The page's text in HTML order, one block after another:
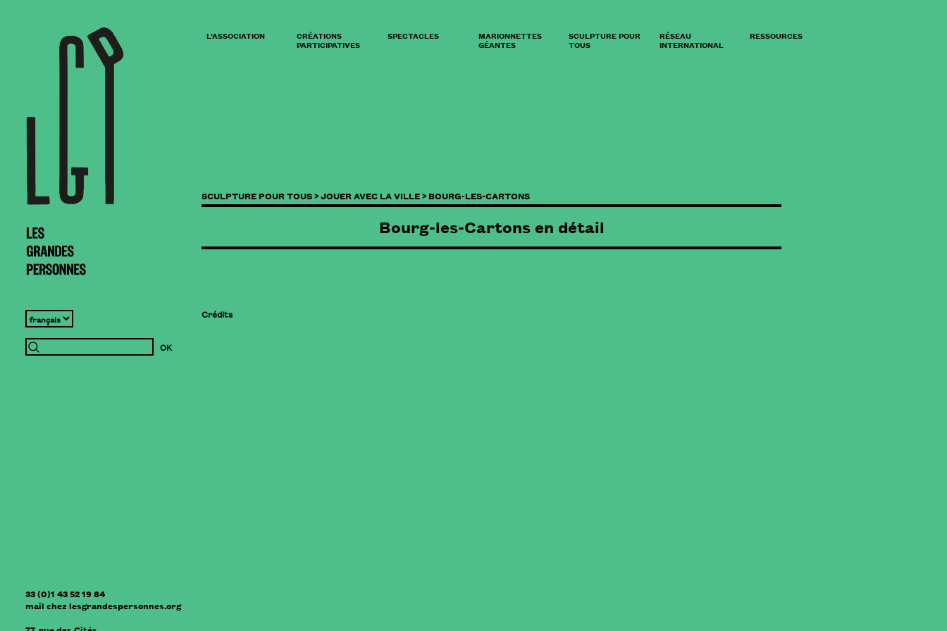
33 (0)1 43 52 19 84
mail chez lesgrandespersonnes.org
L’ASSOCIATION CRÉATIONS
PARTICIPATIVES
SPECTACLES MARIONNETTES
GÉANTES
SCULPTURE POUR
TOUS
RÉSEAU
INTERNATIONAL
RESSOURCES
SCULPTURE POUR TOUS >JOUER AVEC LA VILLE > BOURG-LES-CARTONS
Bourg-les-Cartons en détail
Crédits